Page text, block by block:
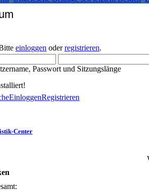
einloggen oderregistrieren.
Passwort und Sitzungslänge
EinloggenRegistrieren
Center